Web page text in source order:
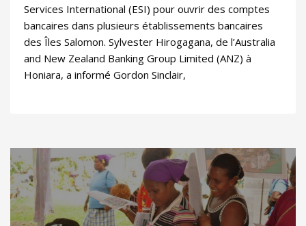
Services International (ESI) pour ouvrir des comptes
bancaires dans plusieurs établissements bancaires
des Îles Salomon. Sylvester Hirogagana, de l’Australia
and New Zealand Banking Group Limited (ANZ) à
Honiara, a informé Gordon Sinclair,